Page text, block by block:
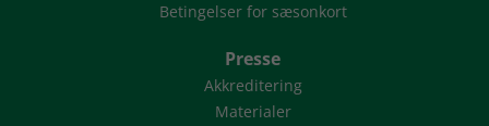
Betingelser for sæsonkort
Presse
Akkreditering
Materialer